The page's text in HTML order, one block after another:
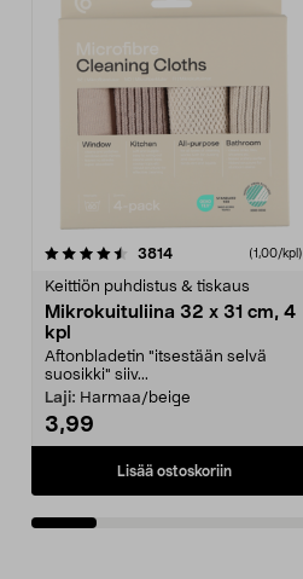
3814arvostelut (1,00/kpl)
Keittiön puhdistus & tiskaus
Mikrokuituliina 32 x 31 cm, 4
kpl
Aftonbladetin "itsestään selvä
suosikki" siiv...
Laji: Harmaa/beige
3,99
Lisää ostoskoriin
4.5viidestä